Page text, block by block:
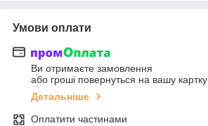
Умови оплати
Ви отримаєте замовлення
або гроші повернуться на вашу картку
Детальніше
Оплатити частинами